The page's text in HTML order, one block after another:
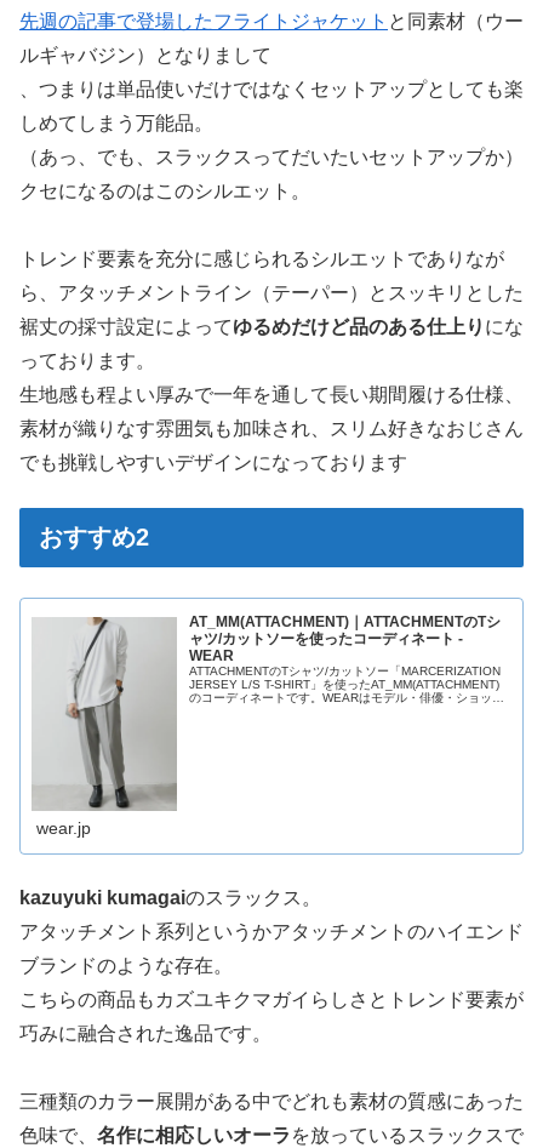
先週の記事で登場したフライトジャケット と同素材（ウー
ルギャバジン）となりまして
、つまりは単品使いだけではなくセットアップとしても楽
しめてしまう万能品。
（あっ、でも、スラックスってだいたいセットアップか）
クセになるのはこのシルエット。
トレンド要素を充分に感じられるシルエットでありなが
ら、アタッチメントライン（テーパー）とスッキリとした
裾丈の採寸設定によってゆるめだけど品のある仕上り にな
っております。
生地感も程よい厚みで一年を通して長い期間履ける仕様、
素材が織りなす雰囲気も加味され、スリム好きなおじさん
でも挑戦しやすいデザインになっております
おすすめ2
AT_MM(ATTACHMENT)｜ATTACHMENTのTシ
ャツ/カットソーを使ったコーディネート -
WEAR
ATTACHMENTのTシャツ/カットソー「MARCERIZATION
JERSEY L/S T-SHIRT」を使ったAT_MM(ATTACHMENT)
のコーディネートです。WEARはモデル・俳優・ショップ
wear.jp
kazuyuki kumagaiのスラックス。
アタッチメント系列というかアタッチメントのハイエンド
ブランドのような存在。
こちらの商品もカズユキクマガイらしさとトレンド要素が
巧みに融合された逸品です。
三種類のカラー展開がある中でどれも素材の質感にあった
色味で、 名作に相応しいオーラ を放っているスラックスで